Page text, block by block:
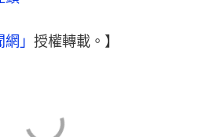
」 授權轉載。】